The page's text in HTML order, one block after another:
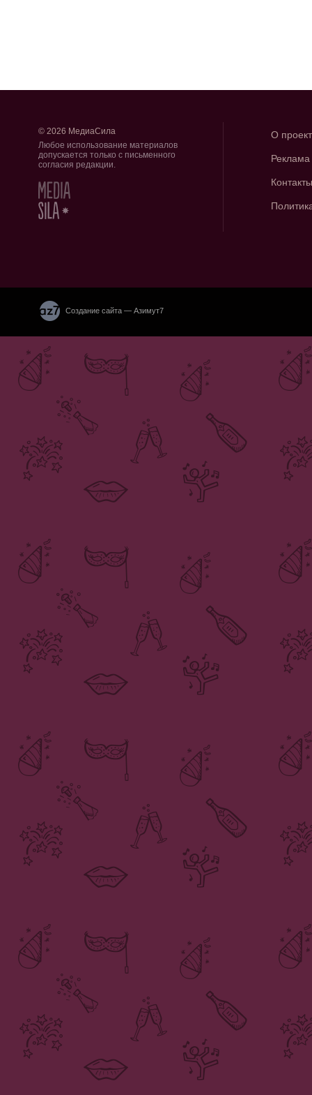
© 2026 МедиаСила
Любое использование материалов
допускается только с письменного
согласия редакции.
О
Реклама
Контакты
Создание сайта — Азимут7